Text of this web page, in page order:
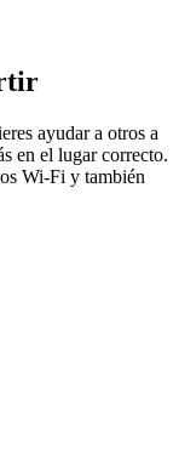
ayudar a otros a
en el lugar correcto.
Wi-Fi y también